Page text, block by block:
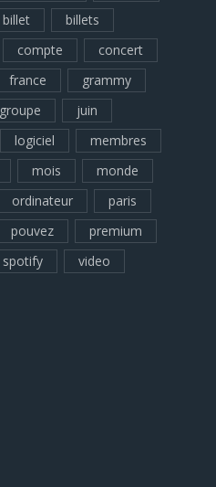
billet
billets
compte
concert
france
grammy
groupe
juin
logiciel
membres
mois
monde
ordinateur
paris
pouvez
premium
spotify
video